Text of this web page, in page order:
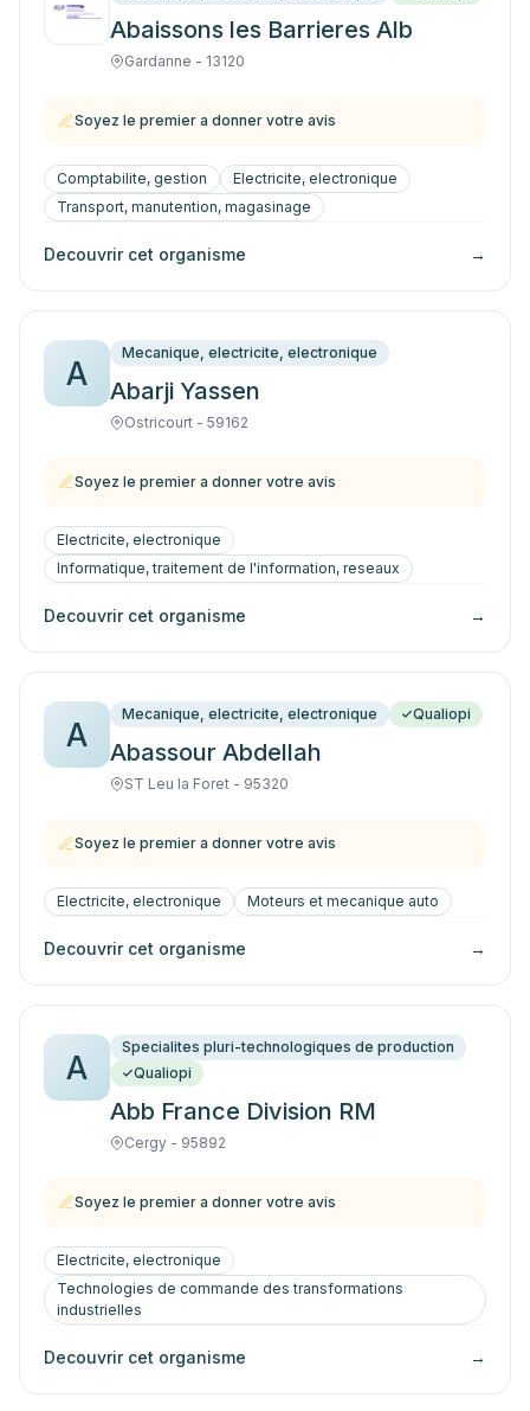
Abaissons les Barrieres Alb
Gardanne - 13120
Soyez le premier a donner votre avis
Comptabilite, gestion
Electricite, electronique
Transport, manutention, magasinage
Decouvrir cet organisme →
A
Mecanique, electricite, electronique
Abarji Yassen
Ostricourt - 59162
Soyez le premier a donner votre avis
Electricite, electronique
Informatique, traitement de l'information, reseaux
Decouvrir cet organisme →
A
Mecanique, electricite, electronique Qualiopi
Abassour Abdellah
ST Leu la Foret - 95320
Soyez le premier a donner votre avis
Electricite, electronique Moteurs et mecanique auto
Decouvrir cet organisme →
A
Specialites pluri-technologiques de production
Qualiopi
Abb France Division RM
Cergy - 95892
Soyez le premier a donner votre avis
Electricite, electronique
Technologies de commande des transformations
industrielles
Decouvrir cet organisme →